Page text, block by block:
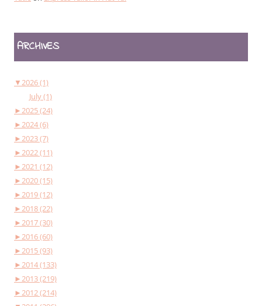
ARCHIVES
▼2026 (1)
July (1)
►2025 (24)
►2024 (6)
►2023 (7)
►2022 (11)
►2021 (12)
►2020 (15)
►2019 (12)
►2018 (22)
►2017 (30)
►2016 (60)
►2015 (93)
►2014 (133)
►2013 (219)
►2012 (214)